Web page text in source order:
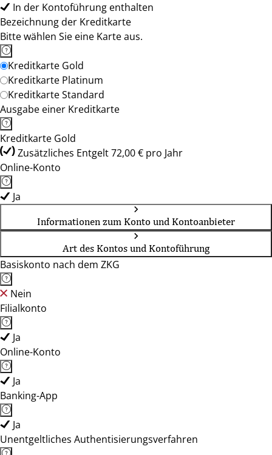
In der Kontoführung enthalten
Bezeichnung der Kreditkarte
Bitte wählen Sie eine Karte aus.
Kreditkarte Gold
Kreditkarte Platinum
Kreditkarte Standard
Ausgabe einer Kreditkarte
Kreditkarte Gold
Zusätzliches Entgelt 72,00 € pro Jahr
Online-Konto
Ja
Informationen zum Konto und Kontoanbieter
Art des Kontos und Kontoführung
Basiskonto nach dem ZKG
Nein
Filialkonto
Ja
Online-Konto
Ja
Banking-App
Ja
Unentgeltliches Authentisierungsverfahren